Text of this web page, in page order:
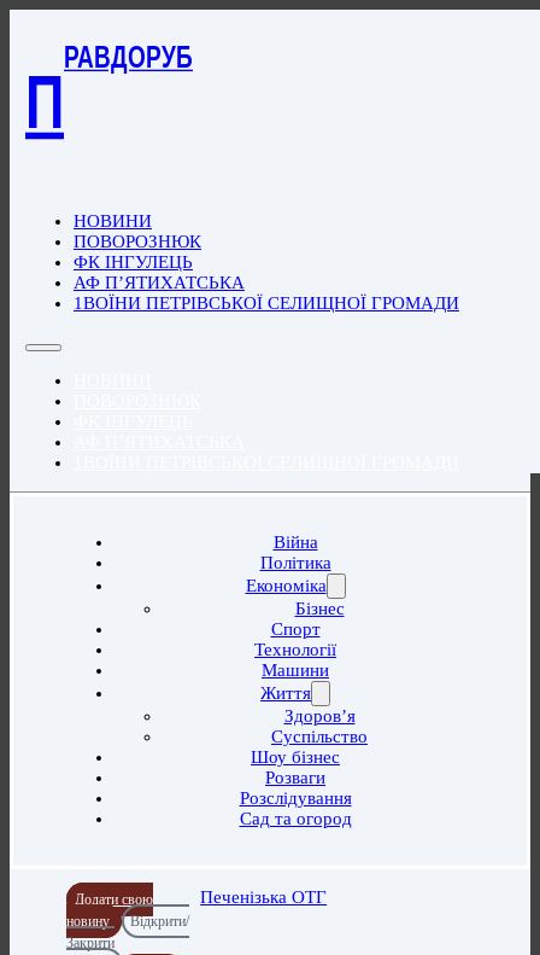
П
РАВДОРУБ
НОВИНИ
ПОВОРОЗНЮК
ФК ІНГУЛЕЦЬ
АФ П’ЯТИХАТСЬКА
1ВОЇНИ ПЕТРІВСЬКОЇ СЕЛИЩНОЇ ГРОМАДИ
Війна
Політика
Економіка
Бізнес
Спорт
Технології
Машини
Життя
Здоров’я
Суспільство
Шоу бізнес
Розваги
Розслідування
Сад та огород
Додати свою
новину
Відкрити/
Закрити
Печенізька ОТГ